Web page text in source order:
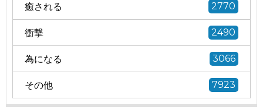
癒される 2770
衝撃 2490
為になる 3066
その他 7923